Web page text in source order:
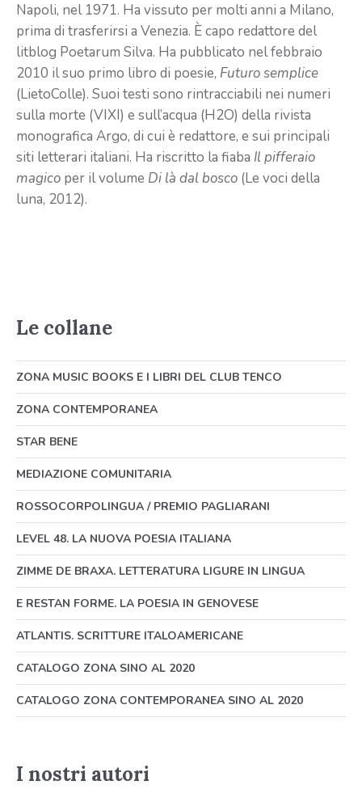
Napoli, nel 1971. Ha vissuto per molti anni a Milano,
prima di trasferirsi a Venezia. È capo redattore del
litblog Poetarum Silva. Ha pubblicato nel febbraio
2010 il suo primo libro di poesie, Futuro semplice
(LietoColle). Suoi testi sono rintracciabili nei numeri
sulla morte (VIXI) e sull’acqua (H2O) della rivista
monografica Argo, di cui è redattore, e sui principali
siti letterari italiani. Ha riscritto la fiaba Il pifferaio
magico per il volume Di là dal bosco (Le voci della
luna, 2012).
Le collane
ZONA MUSIC BOOKS E I LIBRI DEL CLUB TENCO
ZONA CONTEMPORANEA
STAR BENE
MEDIAZIONE COMUNITARIA
ROSSOCORPOLINGUA / PREMIO PAGLIARANI
LEVEL 48. LA NUOVA POESIA ITALIANA
ZIMME DE BRAXA. LETTERATURA LIGURE IN LINGUA
E RESTAN FORME. LA POESIA IN GENOVESE
ATLANTIS. SCRITTURE ITALOAMERICANE
CATALOGO ZONA SINO AL 2020
CATALOGO ZONA CONTEMPORANEA SINO AL 2020
I nostri autori